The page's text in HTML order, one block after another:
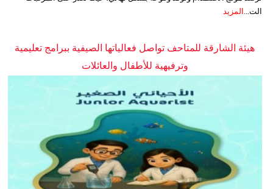
الت...
المزيد
هيئة الشارقة للمتاحف تواصل فعالياتها الصيفية ببرامج تعليمية
وترفيهية للأطفال والعائلات